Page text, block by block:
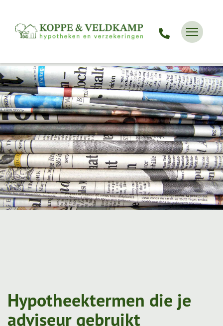
Hypotheektermen die je
adviseur gebruikt